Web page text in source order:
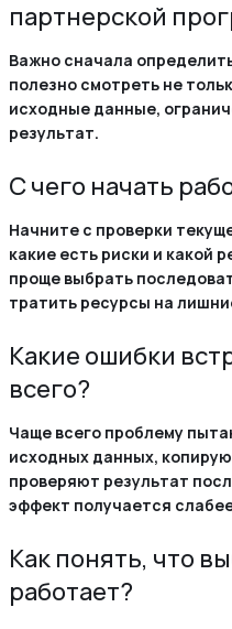
партнерской
Важно сначала
полезно смотреть не
исходные данные,
результат.
С чего начать
Начните с проверки
какие есть риски и какой
проще выбрать
тратить ресурсы на
Какие ошибки
всего?
Чаще всего проблему
исходных данных,
проверяют результат
эффект получается
Как понять, что
работает?